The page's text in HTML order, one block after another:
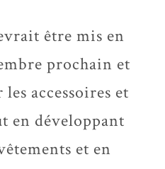
être mis en
prochain et
accessoires et
en développant
et en